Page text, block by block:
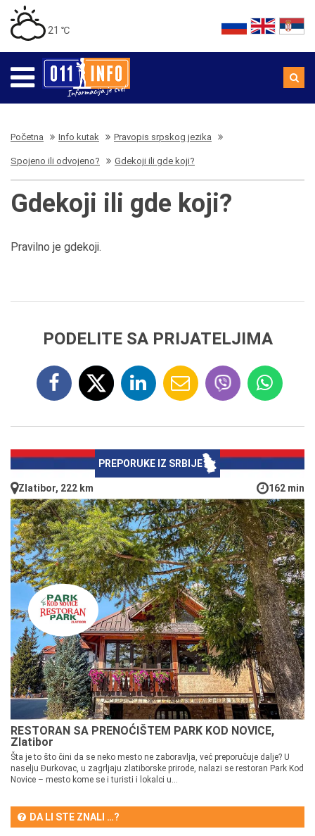
21 ℃
Početna Info kutak Pravopis srpskog jezika
Spojeno ili odvojeno? Gdekoji ili gde koji?
Gdekoji ili gde koji?
Pravilno je gdekoji.
PODELITE SA PRIJATELJIMA
PREPORUKE IZ SRBIJE
Zlatibor, 222 km 162 min
RESTORAN SA PRENOĆIŠTEM PARK KOD NOVICE,
Zlatibor
Šta je to što čini da se neko mesto ne zaboravlja, već preporučuje dalje? U
naselju Đurkovac, u zagrljaju zlatiborske prirode, nalazi se restoran Park Kod
Novice – mesto kome se i turisti i lokalci u...
DA LI STE ZNALI …?